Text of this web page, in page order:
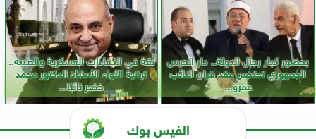
بحضور كبار رجال الدولة.. دار الحرس
الجمهوري تحتضن عقد قران النائب
عمرو...
ثقة في الكفاءات العسكرية والطبية..
ترقية اللواء الأستاذ الدكتور محمد
خضر نائبًا...
الفيس بوك